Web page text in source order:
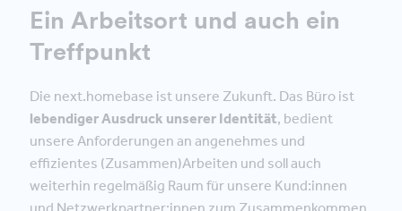
Ein Arbeitsort und auch ein
Treffpunkt
Die next.homebase ist unsere Zukunft. Das Büro ist
lebendiger Ausdruck unserer Identität, bedient
unsere Anforderungen an angenehmes und
effizientes (Zusammen)Arbeiten und soll auch
weiterhin regelmäßig Raum für unsere Kund:innen